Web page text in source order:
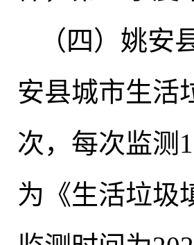
（四）姚
安县城市生活
次，每次监测
为《生活垃圾